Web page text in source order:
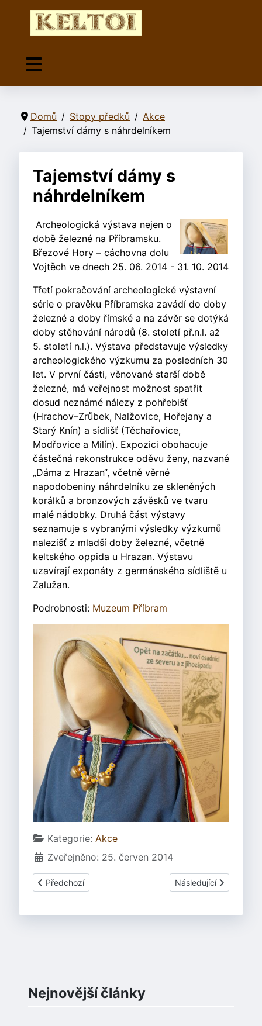
Domů Stopy předků
Akce
Tajemství dámy s náhrdelníkem
Tajemství dámy s
náhrdelníkem
Archeologická výstava nejen o
době železné na Příbramsku.
Březové Hory – cáchovna dolu
Vojtěch ve dnech 25. 06. 2014 - 31. 10. 2014
Třetí pokračování archeologické výstavní
série o pravěku Příbramska zavádí do doby
železné a doby římské a na závěr se dotýká
doby stěhování národů (8. století př.n.l. až
5. století n.l.). Výstava představuje výsledky
archeologického výzkumu za posledních 30
let. V první části, věnované starší době
železné, má veřejnost možnost spatřit
dosud neznámé nálezy z pohřebišť
(Hrachov–Zrůbek, Nalžovice, Hořejany a
Starý Knín) a sídlišť (Těchařovice,
Modřovice a Milín). Expozici obohacuje
částečná rekonstrukce oděvu ženy, nazvané
„Dáma z Hrazan“, včetně věrné
napodobeniny náhrdelníku ze skleněných
korálků a bronzových závěsků ve tvaru
malé nádobky. Druhá část výstavy
seznamuje s vybranými výsledky výzkumů
nalezišť z mladší doby železné, včetně
keltského oppida u Hrazan. Výstavu
uzavírají exponáty z germánského sídliště u
Zalužan.
Podrobnosti: Muzeum Příbram
Základní údaje
Kategorie: Akce
Zveřejněno: 25. červen 2014
Předchozí článek: Beroun Lughnasadh 2014
Předchozí Další článek:
Následující
Nejnovější články